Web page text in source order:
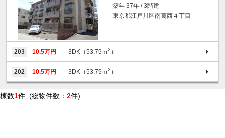
築年 37年 / 3階建
東京都江戸川区南葛西４丁目
203 10.5万円 3DK（53.79ｍ2 ）
202 10.5万円 3DK（53.79ｍ2 ）
棟数1件 (総物件数： 2件)